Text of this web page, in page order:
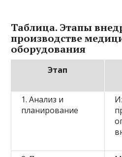
Таблица. Этапы
производстве
оборудования
Этап
1. Анализ и
планирование